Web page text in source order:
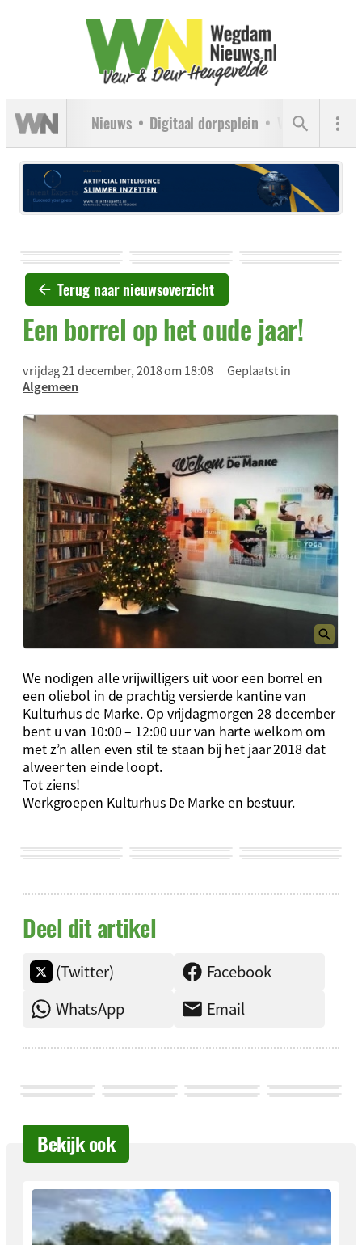
Nieuws Digitaal dorpsplein Verenigingen
Terug naar nieuwsoverzicht
Een borrel op het oude jaar!
vrijdag 21 december, 2018 om 18:08
Geplaatst in
Algemeen
We nodigen alle vrijwilligers uit voor een borrel en
een oliebol in de prachtig versierde kantine van
Kulturhus de Marke. Op vrijdagmorgen 28 december
bent u van 10:00 – 12:00 uur van harte welkom om
met z’n allen even stil te staan bij het jaar 2018 dat
alweer ten einde loopt.
Tot ziens!
Werkgroepen Kulturhus De Marke en bestuur.
Deel dit artikel
(Twitter)
Facebook
WhatsApp
Email
Bekijk ook